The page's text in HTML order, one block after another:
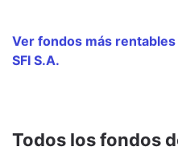
Ver fondos más
SFI S.A.
Todos los fondos